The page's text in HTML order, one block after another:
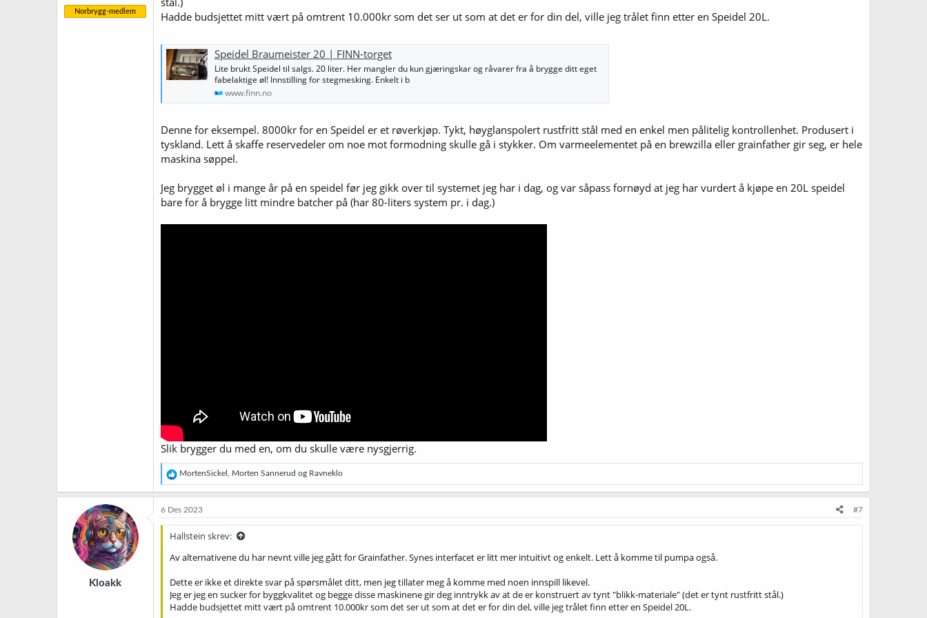
fleste bugs sånn sett.
med kort kontaktig med elementene, og ved for høy hastighet gjøre mesken svært kompakt i bunn.
Det er selvfølgelig en nedtur, men samtidig kan det enkelt løses med HED(heat exchange disc), men det er nok en ting å kjøpe ved siden av og greit å ta med i
betraktning, ikke en veldig dyr tilleggsting, men verdt å nevne at jeg syns den er så viktig at den burde fulgt med maskinen.
ikke det veldig relevant for min del da jeg fra før av har en The Scylla fra Jaded Brewing, og kommer nok til å ha den til bryggekarrieren min er over
Det er sikkert mange ting jeg ikke har nevnt her, men skulle det være noe du lurer på ang BZ Gen 4 så er det bare å spørre så skal jeg prøve å svare etter beste evne
Norbrygg-medlem
Hadde budsjettet mitt vært på omtrent 10.000kr som det ser ut som at det er for din del, ville jeg trålet finn etter en Speidel 20L.
Speidel Braumeister 20 | FINN-torget
Lite brukt Speidel til salgs. 20 liter. Her mangler du kun gjæringskar og råvarer fra å brygge ditt eget
fabelaktige øl! Innstilling for stegmesking. Enkelt i b
www.finn.no
Denne for eksempel. 8000kr for en Speidel er et røverkjøp. Tykt, høyglanspolert rustfritt stål med en enkel men pålitelig kontrollenhet. Produsert i
tyskland. Lett å skaffe reservedeler om noe mot formodning skulle gå i stykker. Om varmeelementet på en brewzilla eller grainfather gir seg, er hele
maskina søppel.
Jeg brygget øl i mange år på en speidel før jeg gikk over til systemet jeg har i dag, og var såpass fornøyd at jeg har vurdert å kjøpe en 20L speidel
bare for å brygge litt mindre batcher på (har 80-liters system pr. i dag.)
Slik brygger du med en, om du skulle være nysgjerrig.
R
e
a
j
o
e
:
MortenSickel Morten Sannerud og Ravneklo
Kloakk
6 Des 2023 #7
Hallstein skrev:
Av alternativene du har nevnt ville jeg gått for Grainfather. Synes interfacet er litt mer intuitivt og enkelt. Lett å komme til pumpa også.
Dette er ikke et direkte svar på spørsmålet ditt, men jeg tillater meg å komme med noen innspill likevel.
Jeg er jeg en sucker for byggkvalitet og begge disse maskinene gir deg inntrykk av at de er konstruert av tynt "blikk-materiale" (det er tynt rustfritt stål.)
Hadde budsjettet mitt vært på omtrent 10.000kr som det ser ut som at det er for din del, ville jeg trålet finn etter en Speidel 20L.